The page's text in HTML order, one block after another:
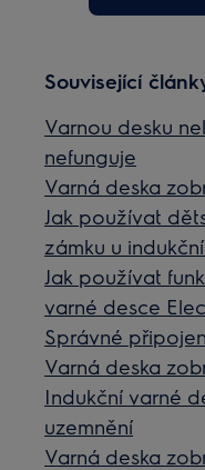
Související
Varnou desku
nefunguje
Varná deska
Jak používat
zámku u
Jak používat
varné desce
Správné
Varná deska
Indukční varné
uzemnění
Varná deska